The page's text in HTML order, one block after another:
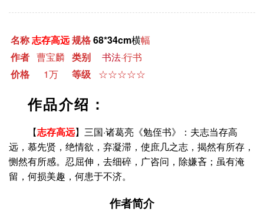
名称志存高远规格68*34cm横幅
作者 曹宝麟 类别 书法·行书
价格
1万 等级 ☆☆☆☆☆
作品介绍：
【志存高远】三国·诸葛亮《勉侄书》：夫志当存高
远，慕先贤，绝情欲，弃凝滞，使庶几之志，揭然有所存，
恻然有所感。忍屈伸，去细碎，广咨问，除嫌吝；虽有淹
留，何损美趣，何患于不济。
作者简介